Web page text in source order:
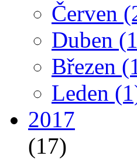
Červen
Duben
Březen
Leden
2017
(17)